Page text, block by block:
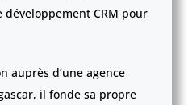
développement CRM pour
auprès d’une agence
il fonde sa propre